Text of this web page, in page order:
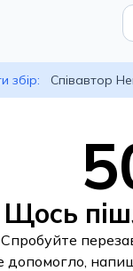
збір: Співавтор
Щось
Спробуйте